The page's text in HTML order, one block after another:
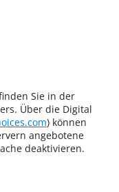
Sie in der
Über die Digital
) können
angebotene
deaktivieren.